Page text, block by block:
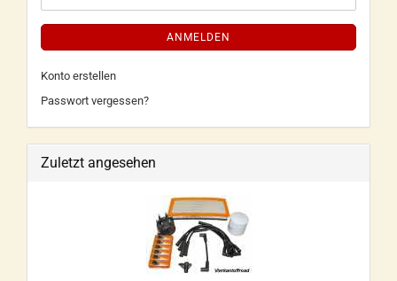
ANMELDEN
Konto erstellen
Passwort vergessen?
Zuletzt angesehen